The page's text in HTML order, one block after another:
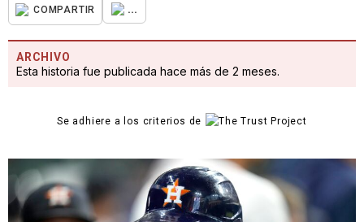
COMPARTIR ...
ARCHIVO
Esta historia fue publicada hace más de 2 meses.
Se adhiere a los criterios de